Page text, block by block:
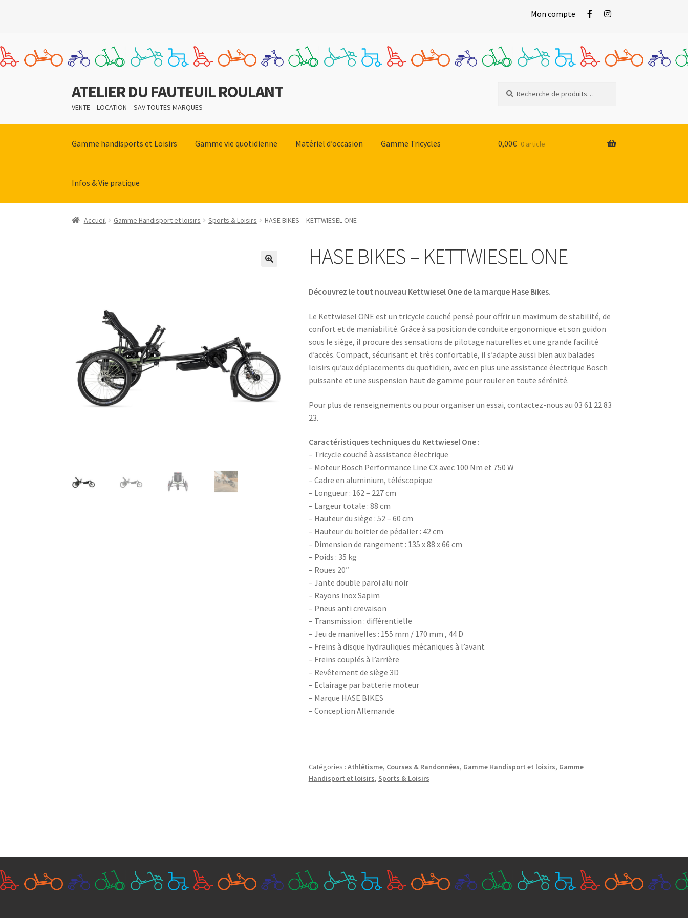
Mon compte
Aller
à
la
navigation
Aller
au
contenu
ATELIER DU FAUTEUIL ROULANT
VENTE – LOCATION – SAV TOUTES MARQUES
pour :
Gamme handisports et Loisirs Gamme vie quotidienne Matériel d’occasion Gamme Tricycles
Infos & Vie pratique
0,00€ 0 article
Accueil Gamme Handisport et loisirs Sports & Loisirs HASE BIKES – KETTWIESEL ONE
HASE BIKES – KETTWIESEL ONE
Découvrez le tout nouveau Kettwiesel One de la marque Hase Bikes.
Le Kettwiesel ONE est un tricycle couché pensé pour offrir un maximum de stabilité, de
confort et de maniabilité. Grâce à sa position de conduite ergonomique et son guidon
sous le siège, il procure des sensations de pilotage naturelles et une grande facilité
d’accès. Compact, sécurisant et très confortable, il s’adapte aussi bien aux balades
loisirs qu’aux déplacements du quotidien, avec en plus une assistance électrique Bosch
puissante et une suspension haut de gamme pour rouler en toute sérénité.
Pour plus de renseignements ou pour organiser un essai, contactez-nous au 03 61 22 83
23.
Caractéristiques techniques du Kettwiesel One :
– Tricycle couché à assistance électrique
– Moteur Bosch Performance Line CX avec 100 Nm et 750 W
– Cadre en aluminium, téléscopique
– Longueur : 162 – 227 cm
– Largeur totale : 88 cm
– Hauteur du siège : 52 – 60 cm
– Hauteur du boitier de pédalier : 42 cm
– Dimension de rangement : 135 x 88 x 66 cm
– Poids : 35 kg
– Roues 20″
– Jante double paroi alu noir
– Rayons inox Sapim
– Pneus anti crevaison
– Transmission : différentielle
– Jeu de manivelles : 155 mm / 170 mm , 44 D
– Freins à disque hydrauliques mécaniques à l’avant
– Freins couplés à l’arrière
– Revêtement de siège 3D
– Eclairage par batterie moteur
– Marque HASE BIKES
– Conception Allemande
Catégories : Athlétisme, Courses & Randonnées, Gamme Handisport et loisirs, Gamme
Handisport et loisirs, Sports & Loisirs